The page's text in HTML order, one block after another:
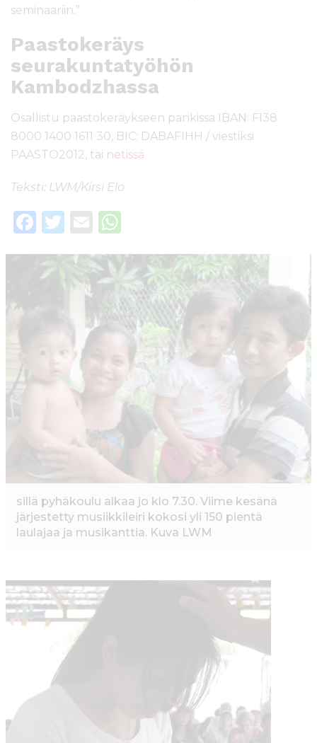
seminaariin.”
Paastokeräys
seurakuntatyöhön
Kambodzhassa
Osallistu paastokeräykseen pankissa IBAN: FI38
8000 1400 1611 30, BIC: DABAFIHH / viestiksi
PAASTO2012, tai netissä
Teksti: LWM/Kirsi Elo
F
c
b
o
k
T
it
te
E
ai a
ts
A
p
p
sillä pyhäkoulu alkaa jo klo 7.30. Viime kesänä
järjestetty musiikkileiri kokosi yli 150 pientä
laulajaa ja musikanttia. Kuva LWM